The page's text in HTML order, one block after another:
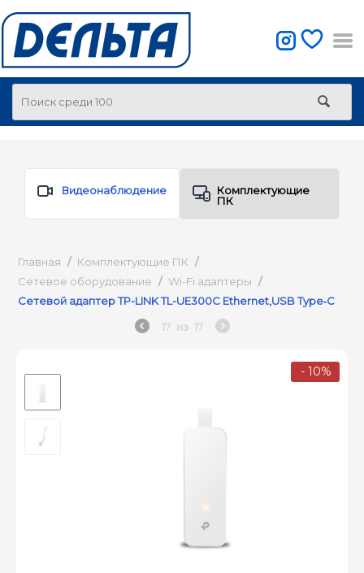
Видеонаблюдение
Комплектующие
ПК
Главная / Комплектующие ПК /
Сетевое оборудование / Wi-Fi адаптеры /
Сетевой адаптер TP-LINK TL-UE300C Ethernet,USB Type‑C
17 из 17
- 10%